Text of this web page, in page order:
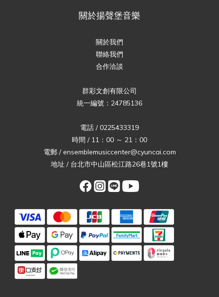
關於揚聲堡音樂
關於我們
聯絡我們
合作洽談
群彩文創有限公司
統一編號：24785136
電話 / 0225433319
時間 / 11：00 ～ 21：00
電郵 / ensemblemusiccenter@cyuncai.com
地址 / 台北市中山區松江路26巷1號1樓